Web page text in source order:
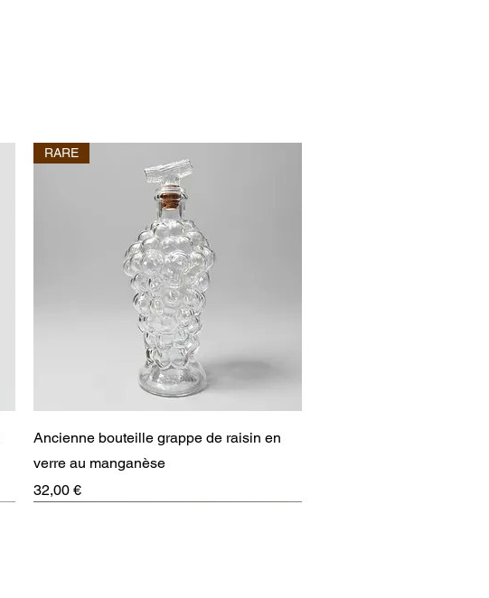
Aperçu rapide
RARE
Ancienne bouteille grappe de raisin en
verre au manganèse
Prix
32,00 €